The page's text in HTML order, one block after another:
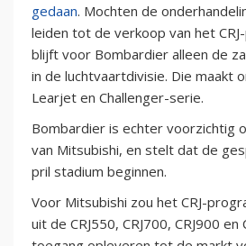
gedaan. Mochten de
leiden tot de verkoop van het
blijft voor Bombardier alleen de
in de luchtvaartdivisie. Die maakt
Learjet en Challenger-serie.
Bombardier is echter voorzichtig
van Mitsubishi, en stelt dat de
pril stadium beginnen.
Voor Mitsubishi zou het CRJ-
uit de CRJ550, CRJ700, CRJ900